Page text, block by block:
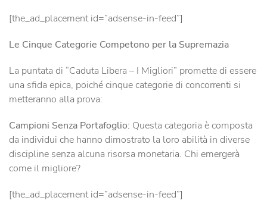
[the_ad_placement id=”adsense-in-feed”]
Le Cinque Categorie Competono per la Supremazia
La puntata di “Caduta Libera – I Migliori” promette di essere
una sfida epica, poiché cinque categorie di concorrenti si
metteranno alla prova:
Campioni Senza Portafoglio: Questa categoria è composta
da individui che hanno dimostrato la loro abilità in diverse
discipline senza alcuna risorsa monetaria. Chi emergerà
come il migliore?
[the_ad_placement id=”adsense-in-feed”]